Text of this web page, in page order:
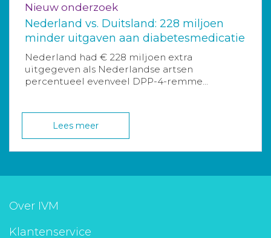
Nieuw onderzoek
Nederland vs. Duitsland: 228 miljoen
minder uitgaven aan diabetesmedicatie
Nederland had € 228 miljoen extra
uitgegeven als Nederlandse artsen
percentueel evenveel DPP-4-remme...
Lees meer
Over IVM
Klantenservice